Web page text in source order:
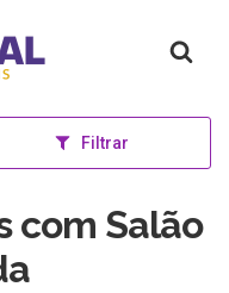
Filtrar
com Salão